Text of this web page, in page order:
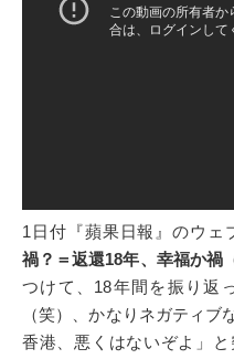
1日付『蘋果日報』のウェ
禍？＝返還18年、幸福か禍
つけて、18年間を振り返
（笑）、かなりネガティ
香港、悪くはないぞよ」